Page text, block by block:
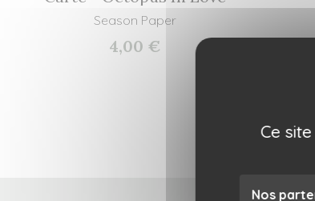
Ce
Nos
Season Paper
4,00 €